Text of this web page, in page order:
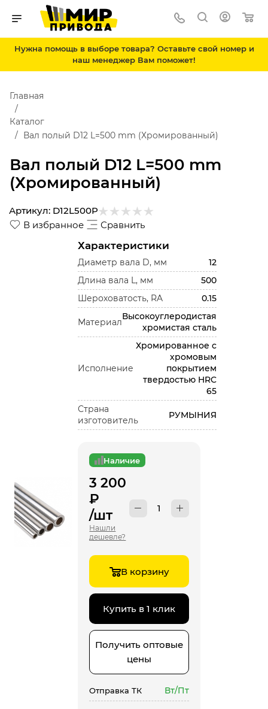
Нужна помощь в выборе товара? Оставьте свой номер и
наш менеджер Вам поможет!
Вал полый D12 L=500 mm
(Хромированный)
Главная
Каталог
Вал полый D12 L=500 mm (Хромированный)
В избранное Сравнить
Артикул: D12L500P
Характеристики
Диаметр вала D, мм
12
Длина вала L, мм
500
Шероховатость, RA
0.15
Материал
Высокоуглеродистая
хромистая сталь
Исполнение
Хромированное с
хромовым
покрытием
твердостью HRC
65
Страна
изготовитель
РУМЫНИЯ
Наличие
3 200
₽
/шт
Нашли
дешевле?
В корзину
Купить в 1 клик
Получить оптовые
цены
Отправка ТК Вт/Пт